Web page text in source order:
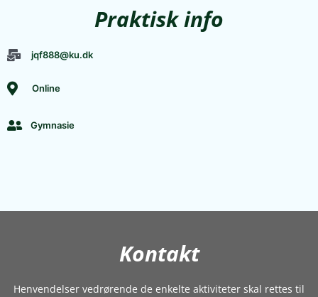
Praktisk info
jqf888@ku.dk
Online
Gymnasie
Kontakt
Henvendelser vedrørende de enkelte aktiviteter skal rettes til